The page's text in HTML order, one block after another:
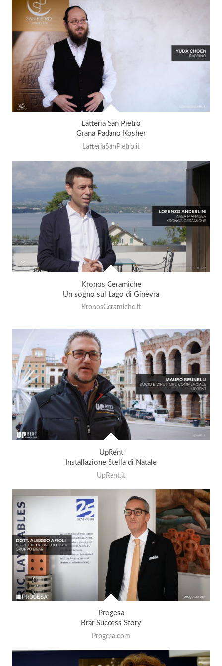
Latteria San Pietro
Grana Padano Kosher
LatteriaSanPietro.it
Kronos Ceramiche
Un sogno sul Lago di Ginevra
KronosCeramiche.it
UpRent
Installazione Stella di Natale
UpRent.it
Progesa
Brar Success Story
Progesa.com